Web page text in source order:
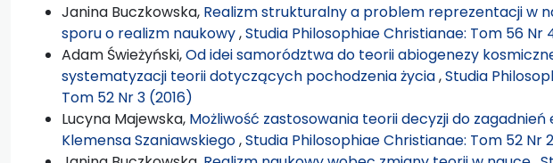
Janina Buczkowska, Realizm strukturalny a problem reprezentacji w
sporu o realizm naukowy,Studia Philosophiae Christianae: Tom 56 Nr
Adam Świeżyński,Od idei samorództwa do teorii abiogenezy
systematyzacji teorii dotyczących pochodzenia życia,Studia
Tom 52 Nr 3 (2016)
Lucyna Majewska, Możliwość zastosowania teorii decyzji do
Klemensa Szaniawskiego,Studia Philosophiae Christianae: Tom 52 Nr